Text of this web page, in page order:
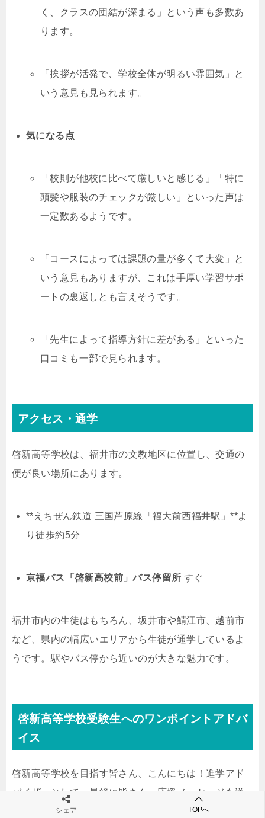
く、クラスの団結が深まる」という声も多数あ
ります。
「挨拶が活発で、学校全体が明るい雰囲気」と
いう意見も見られます。
気になる点
「校則が他校に比べて厳しいと感じる」「特に
頭髪や服装のチェックが厳しい」といった声は
一定数あるようです。
「コースによっては課題の量が多くて大変」と
いう意見もありますが、これは手厚い学習サポ
ートの裏返しとも言えそうです。
「先生によって指導方針に差がある」といった
口コミも一部で見られます。
アクセス・通学
啓新高等学校は、福井市の文教地区に位置し、交通の
便が良い場所にあります。
**えちぜん鉄道 三国芦原線「福大前西福井駅」**よ
り徒歩約5分
京福バス「啓新高校前」バス停留所 すぐ
福井市内の生徒はもちろん、坂井市や鯖江市、越前市
など、県内の幅広いエリアから生徒が通学しているよ
うです。駅やバス停から近いのが大きな魅力です。
啓新高等学校受験生へのワンポイントアドバ
イス
啓新高等学校を目指す皆さん、こんにちは！進学アド
バイザーとして、最後に皆さんへ応援メッセージを送
シェア TOPへ